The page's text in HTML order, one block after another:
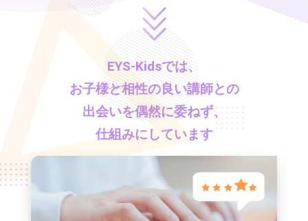
EYS-Kidsでは、
お子様と相性の良い講師との
出会いを偶然に委ねず、
仕組みにしています